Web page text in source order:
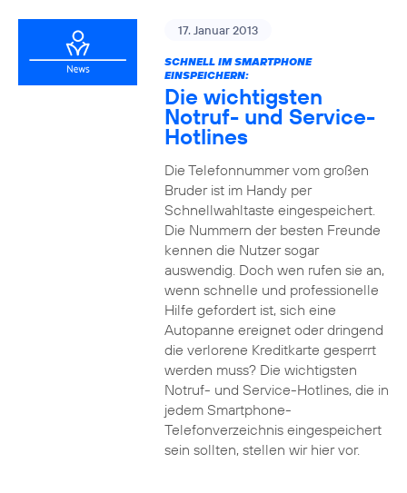
17. Januar 2013
SCHNELL IM SMARTPHONE
EINSPEICHERN:
Die wichtigsten
Notruf- und Service-
Hotlines
Die Telefonnummer vom großen
Bruder ist im Handy per
Schnellwahltaste eingespeichert.
Die Nummern der besten Freunde
kennen die Nutzer sogar
auswendig. Doch wen rufen sie an,
wenn schnelle und professionelle
Hilfe gefordert ist, sich eine
Autopanne ereignet oder dringend
die verlorene Kreditkarte gesperrt
werden muss? Die wichtigsten
Notruf- und Service-Hotlines, die in
jedem Smartphone-
Telefonverzeichnis eingespeichert
sein sollten, stellen wir hier vor.